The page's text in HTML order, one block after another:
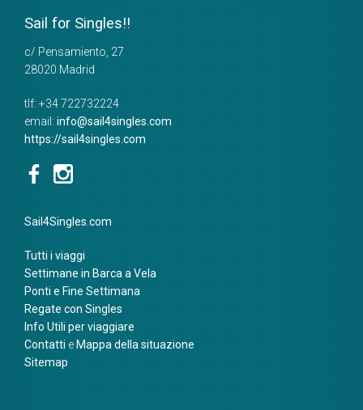
Sail for Singles!!
c/ Pensamiento, 27
28020 Madrid
tlf: +34 722732224
email: info@sail4singles.com
https://sail4singles.com
Sail4Singles.com
Tutti i viaggi
Settimane in Barca a Vela
Ponti e Fine Settimana
Regate con Singles
Info Utili per viaggiare
Contatti e Mappa della situazione
Sitemap